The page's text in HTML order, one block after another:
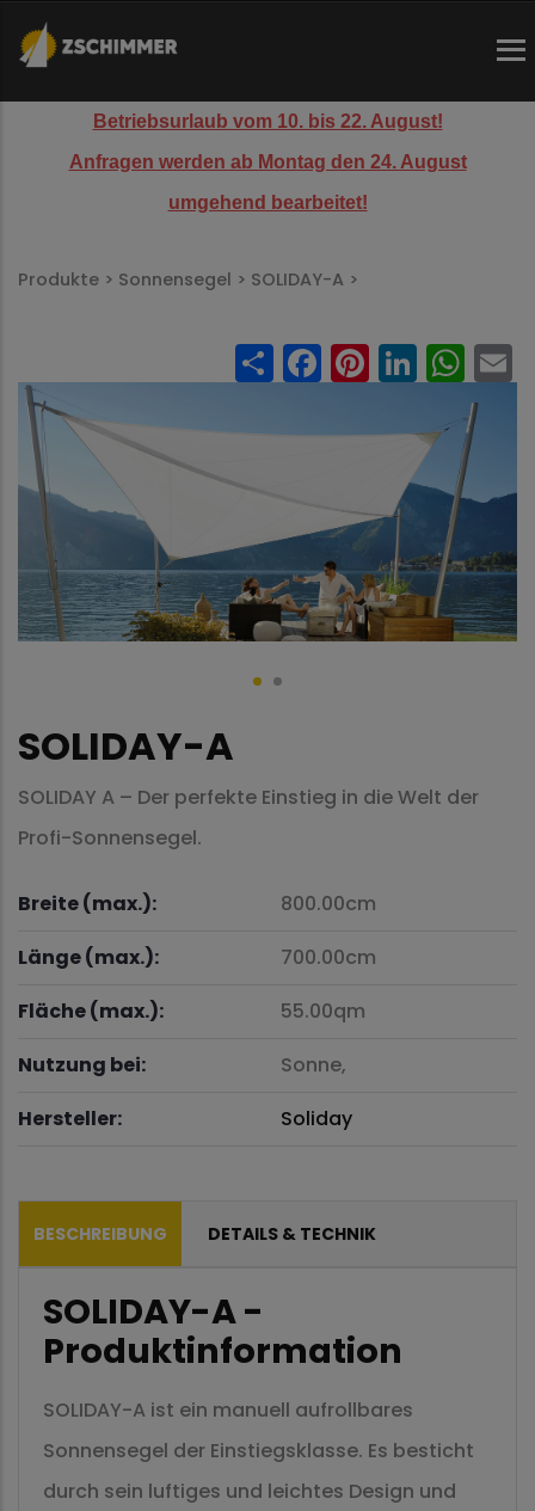
Direkt
zum
Inhalt
Betriebsurlaub vom 10. bis 22. August!
Anfragen werden ab Montag den 24. August
umgehend bearbeitet!
Pfadnavigation
Produkte > Sonnensegel > SOLIDAY-A >
Share
Facebook
SOLIDAY-A
SOLIDAY A – Der perfekte Einstieg in die Welt der
Profi-Sonnensegel.
Breite (max.):
800.00cm
Länge (max.):
700.00cm
Fläche (max.):
55.00qm
Nutzung bei:
Sonne,
Hersteller:
Soliday
BESCHREIBUNG DETAILS & TECHNIK
SOLIDAY-A -
Produktinformation
SOLIDAY-A ist ein manuell aufrollbares
Sonnensegel der Einstiegsklasse. Es besticht
durch sein luftiges und leichtes Design und